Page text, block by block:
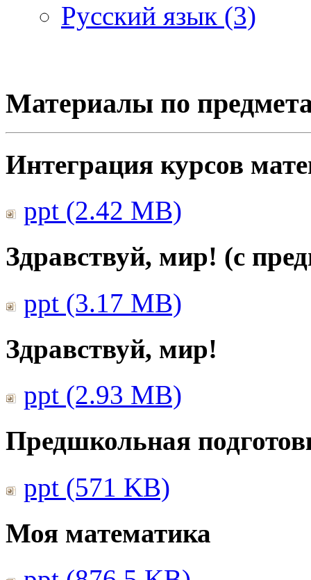
Русский язык (3)
Материалы по
Интеграция курсов
ppt (2.42 MB)
Здравствуй, мир! (с
ppt (3.17 MB)
Здравствуй, мир!
ppt (2.93 MB)
Предшкольная
ppt (571 KB)
Моя математика